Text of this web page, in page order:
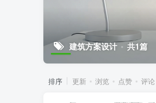
建筑方案设计 共1篇
排序 更新 浏览 点赞 评论